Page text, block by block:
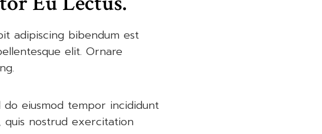
adipiscing bibendum est
elit. Ornare
eiusmod tempor incididunt
quis nostrud exercitation